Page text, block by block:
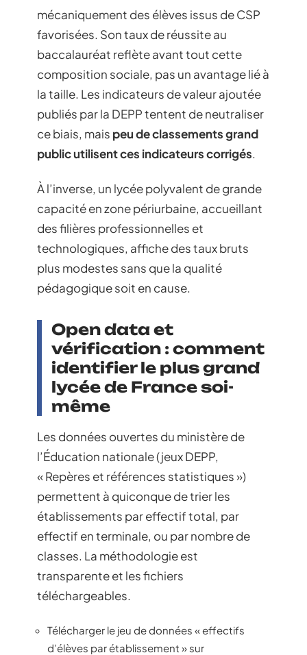
mécaniquement des élèves issus de CSP
favorisées. Son taux de réussite au
baccalauréat reflète avant tout cette
composition sociale, pas un avantage lié à
la taille. Les indicateurs de valeur ajoutée
publiés par la DEPP tentent de neutraliser
ce biais, mais peu de classements grand
public utilisent ces indicateurs corrigés.
À l’inverse, un lycée polyvalent de grande
capacité en zone périurbaine, accueillant
des filières professionnelles et
technologiques, affiche des taux bruts
plus modestes sans que la qualité
pédagogique soit en cause.
Open data et
vérification : comment
identifier le plus grand
lycée de France soi-
même
Les données ouvertes du ministère de
l’Éducation nationale (jeux DEPP,
« Repères et références statistiques »)
permettent à quiconque de trier les
établissements par effectif total, par
effectif en terminale, ou par nombre de
classes. La méthodologie est
transparente et les fichiers
téléchargeables.
Télécharger le jeu de données « effectifs
d’élèves par établissement » sur